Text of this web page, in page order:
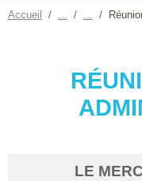
Accueil
LE